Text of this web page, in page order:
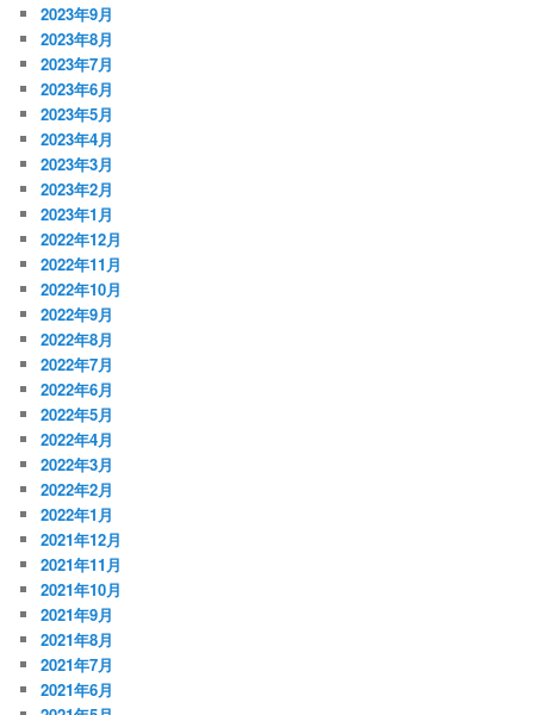
2023年9月
2023年8月
2023年7月
2023年6月
2023年5月
2023年4月
2023年3月
2023年2月
2023年1月
2022年12月
2022年11月
2022年10月
2022年9月
2022年8月
2022年7月
2022年6月
2022年5月
2022年4月
2022年3月
2022年2月
2022年1月
2021年12月
2021年11月
2021年10月
2021年9月
2021年8月
2021年7月
2021年6月